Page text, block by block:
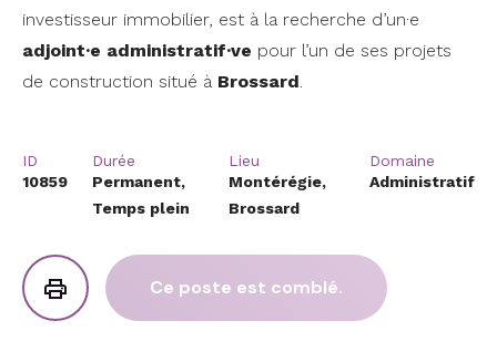
investisseur immobilier, est à la recherche d’un·e
adjoint·e administratif·ve pour l’un de ses projets
de construction situé à Brossard.
ID
10859
Durée
Permanent,
Temps plein
Lieu
Montérégie,
Brossard
Domaine
Administratif
Ce poste est comblé.